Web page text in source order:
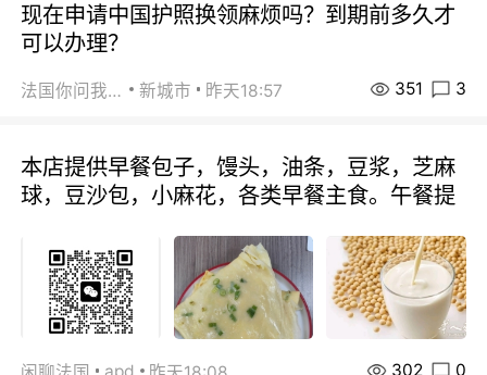
现在申请中国护照换领麻烦吗？到期前多久才
可以办理？
法国你问我答 新城市 昨天18:57 351 3
本店提供早餐包子，馒头，油条，豆浆，芝麻
球，豆沙包，小麻花，各类早餐主食。午餐提
apd 302 0